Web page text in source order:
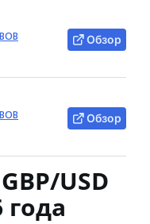
Обзор
Обзор
USD